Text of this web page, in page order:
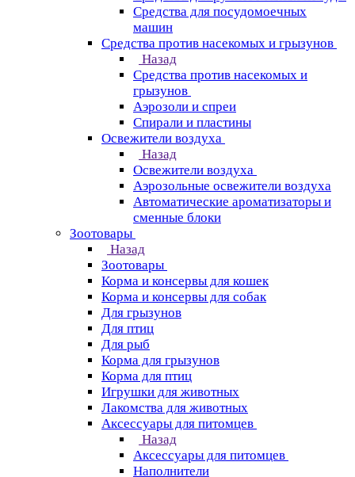
Средства для посудомоечных
машин
Средства против насекомых и грызунов
Назад
Средства против насекомых и
грызунов
Аэрозоли и спреи
Спирали и пластины
Освежители воздуха
Назад
Освежители воздуха
Аэрозольные освежители воздуха
Автоматические ароматизаторы и
сменные блоки
Зоотовары
Назад
Зоотовары
Корма и консервы для кошек
Корма и консервы для собак
Для грызунов
Для птиц
Для рыб
Корма для грызунов
Корма для птиц
Игрушки для животных
Лакомства для животных
Аксессуары для питомцев
Назад
Аксессуары для питомцев
Наполнители